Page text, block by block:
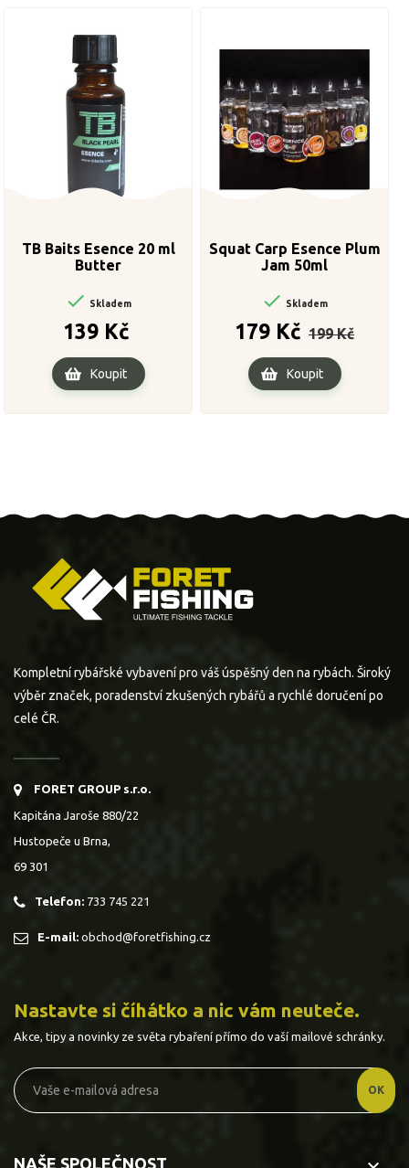
TB Baits Esence 20 ml
Butter
 Skladem
139 Kč
Koupit
Squat Carp Esence Plum
Jam 50ml
 Skladem
179 Kč
cena
199 Kč
Koupit
Kompletní rybářské vybavení pro váš úspěšný den na rybách. Široký
výběr značek, poradenství zkušených rybářů a rychlé doručení po
celé ČR.
FORET GROUP s.r.o.
Kapitána Jaroše 880/22
Hustopeče u Brna,
69 301
Telefon: 733 745 221
E-mail: obchod@foretfishing.cz
Nastavte si číhátko a nic vám neuteče.
Akce, tipy a novinky ze světa rybaření přímo do vaší mailové schránky.
NAŠE SPOLEČNOST